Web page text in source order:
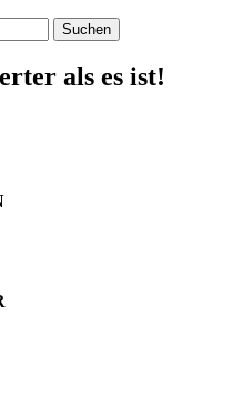
als es ist!